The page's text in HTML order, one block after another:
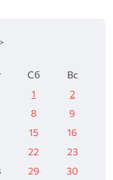
>
Сб
Вс
1
2
8
9
15
16
22
23
29
30